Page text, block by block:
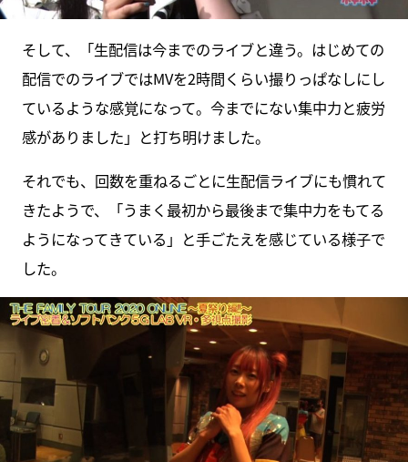
そして、「生配信は今までのライブと違う。はじめての
配信でのライブではMVを2時間くらい撮りっぱなしにし
ているような感覚になって。今までにない集中力と疲労
感がありました」と打ち明けました。
それでも、回数を重ねるごとに生配信ライブにも慣れて
きたようで、「うまく最初から最後まで集中力をもてる
ようになってきている」と手ごたえを感じている様子で
した。